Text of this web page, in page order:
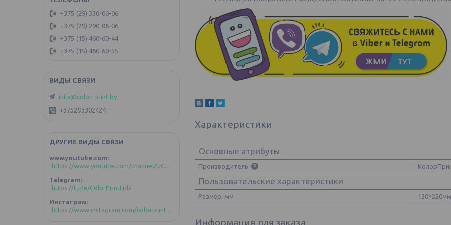
Характеристики
Основные атрибуты
Производитель
Пользовательские характеристики
Размер, мм 120*220мм
Информация для заказа
+375 (29) 330-06-06
+375 (29) 290-06-06
+375 (15) 460-60-44
+375 (15) 460-60-55
info@color-print.by
+375293302424
ДРУГИЕ ВИДЫ СВЯЗИ
www.youtube.com
https://www.youtube.com/channel/UCoztIlR-zC4GFVKuBLDd-GA/videos?view_as=subscriber
Telegram
https://t.me/ColorPrintLida
Инстаграм